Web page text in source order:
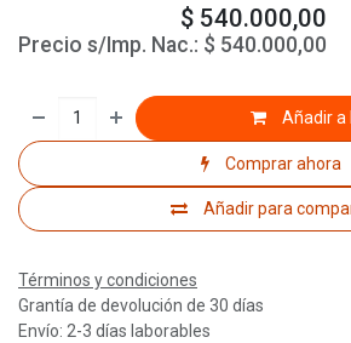
$ 540.000,00
Precio s/Imp. Nac.: $ 540.000,00
Añadir a
Comprar ahora
Añadir para
Términos y condiciones
Grantía de devolución de 30 días
Envío: 2-3 días laborables